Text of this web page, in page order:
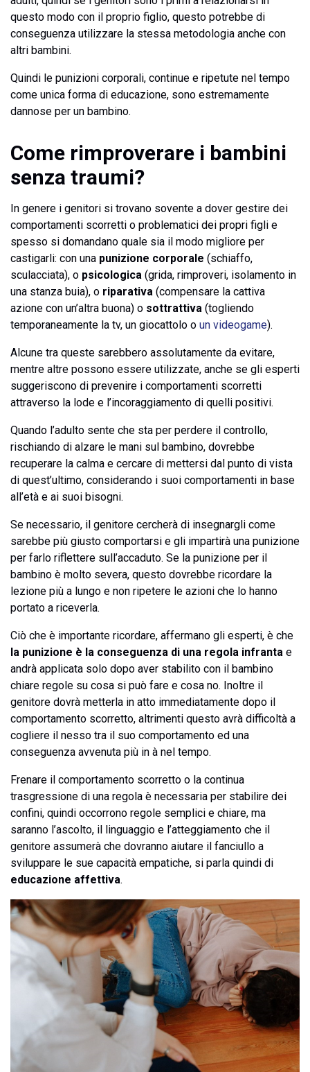
questo modo con il proprio figlio, questo potrebbe di
conseguenza utilizzare la stessa metodologia anche con
altri bambini.
Quindi le punizioni corporali, continue e ripetute nel tempo
come unica forma di educazione, sono estremamente
dannose per un bambino.
Come rimproverare i bambini
senza traumi?
In genere i genitori si trovano sovente a dover gestire dei
comportamenti scorretti o problematici dei propri figli e
spesso si domandano quale sia il modo migliore per
castigarli: con una punizione corporale (schiaffo,
sculacciata), o psicologica (grida, rimproveri, isolamento in
una stanza buia), o riparativa (compensare la cattiva
azione con un’altra buona) o sottrattiva (togliendo
temporaneamente la tv, un giocattolo o un videogame).
Alcune tra queste sarebbero assolutamente da evitare,
mentre altre possono essere utilizzate, anche se gli esperti
suggeriscono di prevenire i comportamenti scorretti
attraverso la lode e l’incoraggiamento di quelli positivi.
Quando l’adulto sente che sta per perdere il controllo,
rischiando di alzare le mani sul bambino, dovrebbe
recuperare la calma e cercare di mettersi dal punto di vista
di quest’ultimo, considerando i suoi comportamenti in base
all’età e ai suoi bisogni.
Se necessario, il genitore cercherà di insegnargli come
sarebbe più giusto comportarsi e gli impartirà una punizione
per farlo riflettere sull’accaduto. Se la punizione per il
bambino è molto severa, questo dovrebbe ricordare la
lezione più a lungo e non ripetere le azioni che lo hanno
portato a riceverla.
Ciò che è importante ricordare, affermano gli esperti, è che
la punizione è la conseguenza di una regola infranta e
andrà applicata solo dopo aver stabilito con il bambino
chiare regole su cosa si può fare e cosa no. Inoltre il
genitore dovrà metterla in atto immediatamente dopo il
comportamento scorretto, altrimenti questo avrà difficoltà a
cogliere il nesso tra il suo comportamento ed una
conseguenza avvenuta più in à nel tempo.
Frenare il comportamento scorretto o la continua
trasgressione di una regola è necessaria per stabilire dei
confini, quindi occorrono regole semplici e chiare, ma
saranno l’ascolto, il linguaggio e l’atteggiamento che il
genitore assumerà che dovranno aiutare il fanciullo a
sviluppare le sue capacità empatiche, si parla quindi di
educazione affettiva.